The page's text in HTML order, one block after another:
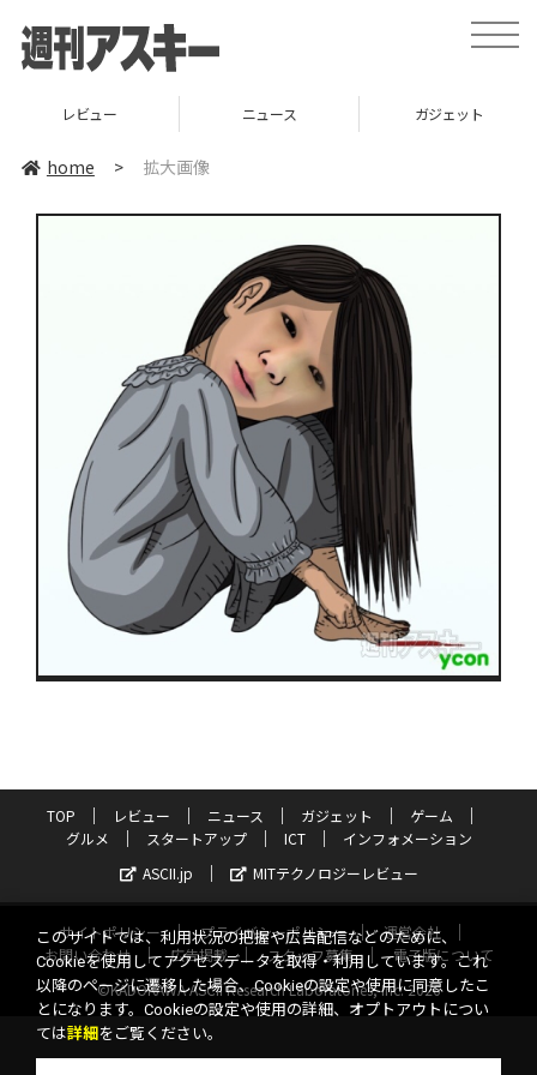
toggle
レビュー ニュース ガジェット
home > 拡大画像
TOP レビュー ニュース ガジェット
ゲーム
グルメ
スタートアップ ICT
インフォメーション
ASCII.jp
MITテクノロジーレビュー
サイトポリシー プライバシーポリシー
運営会社
お問い合わせ
広告掲載 スタッフ募集
電子版について
©KADOKAWA ASCII Research Laboratories, Inc. 2026
このサイトでは、利用状況の把握や広告配信などのために、
Cookieを使用してアクセスデータを取得・利用しています。これ
以降のページに遷移した場合、Cookieの設定や使用に同意したこ
とになります。Cookieの設定や使用の詳細、オプトアウトについ
ては詳細 をご覧ください。